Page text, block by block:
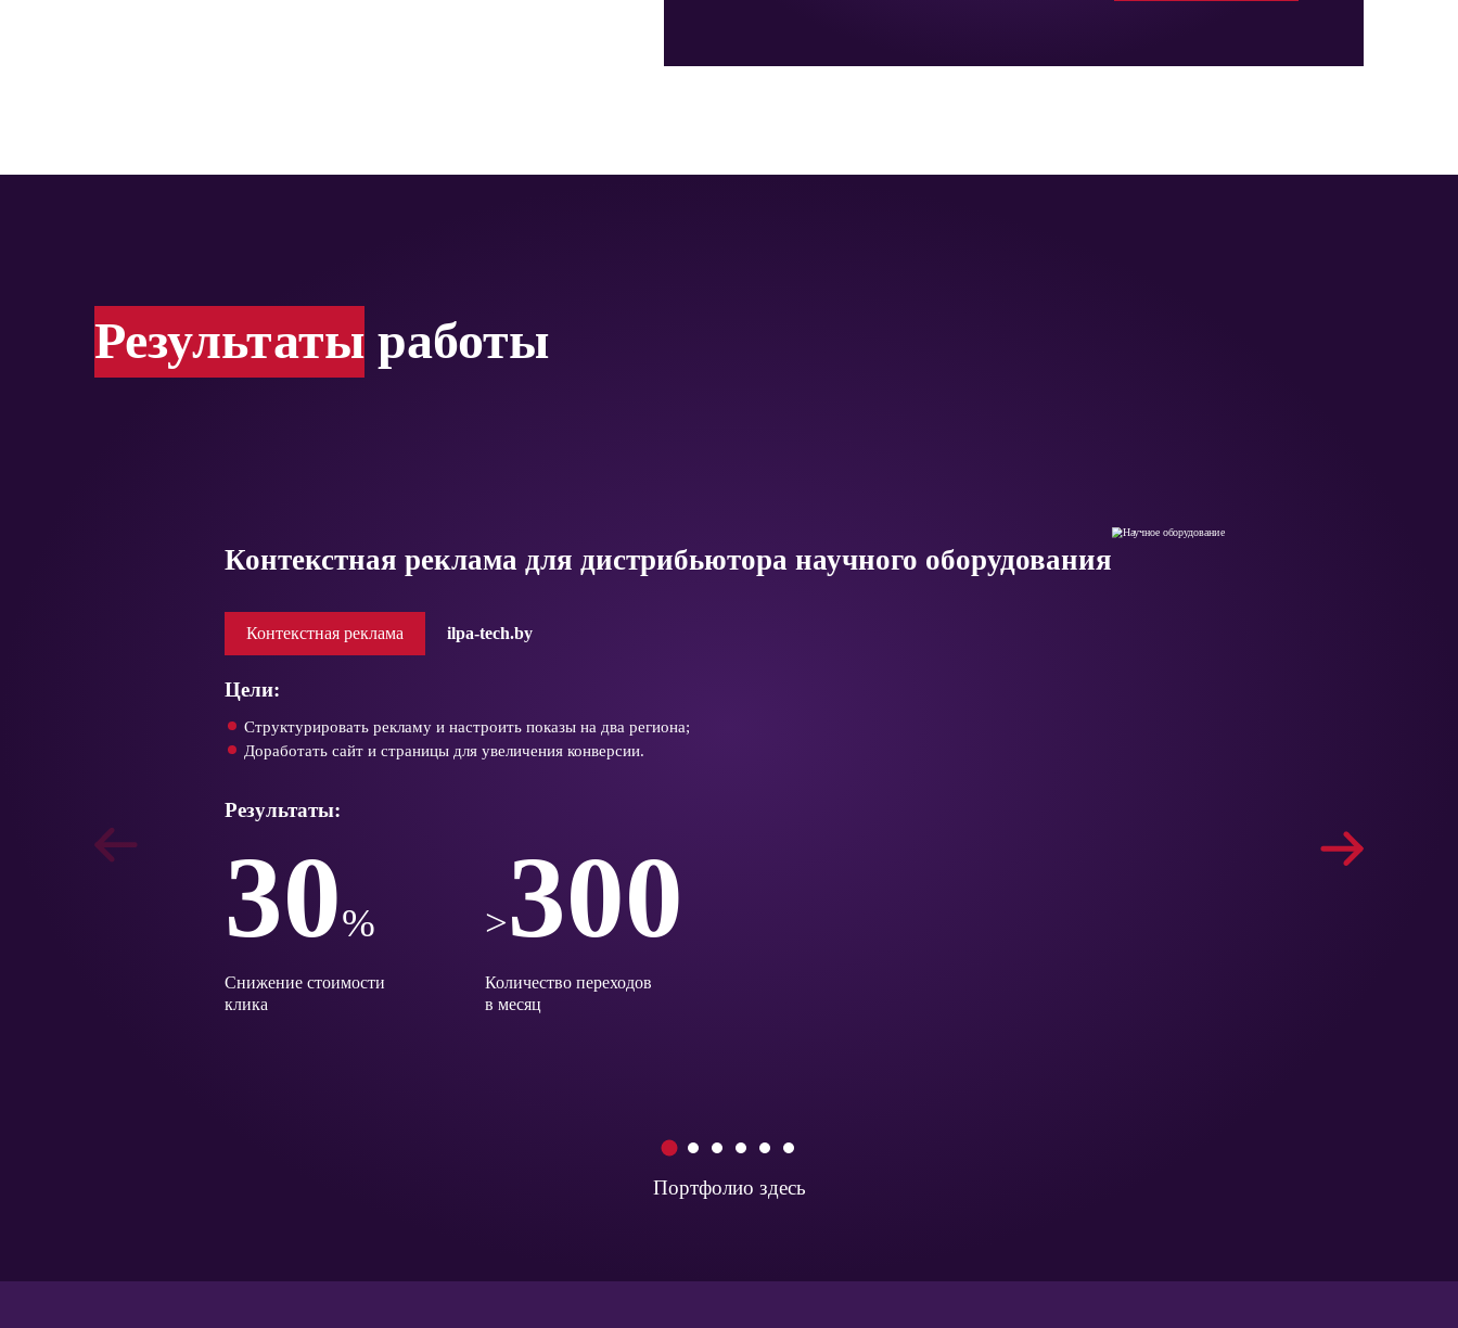
Результаты работы
Контекстная реклама для дистрибьютора научного оборудования
Контекстная реклама ilpa-tech.by
Цели:
Структурировать рекламу и настроить показы на два региона;
Доработать сайт и страницы для увеличения конверсии.
Результаты:
30%
Снижение стоимости
клика
>300
Количество переходов
в месяц
1 2 3 4 5 6
Портфолио здесь